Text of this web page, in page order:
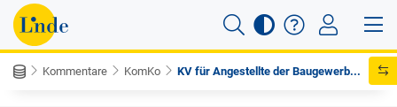
Kommentare KomKo KV für Angestellte der Baugewerb...